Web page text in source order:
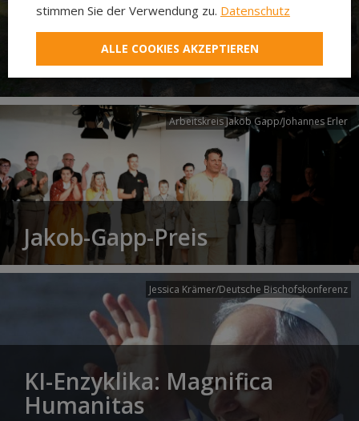
Neuer Pilgerweg Via
Laudato si’
Arbeitskreis Jakob Gapp/Johannes Erler
Jakob-Gapp-Preis
Jessica Krämer/Deutsche Bischofskonferenz
KI-Enzyklika: Magnifica
Humanitas
stimmen Sie der Verwendung zu. Datenschutz
ALLE COOKIES AKZEPTIEREN